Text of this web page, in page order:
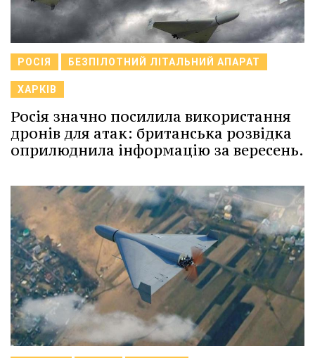
РОСІЯ БЕЗПІЛОТНИЙ ЛІТАЛЬНИЙ АПАРАТ
ХАРКІВ
Росія значно посилила використання
дронів для атак: британська розвідка
оприлюднила інформацію за вересень.